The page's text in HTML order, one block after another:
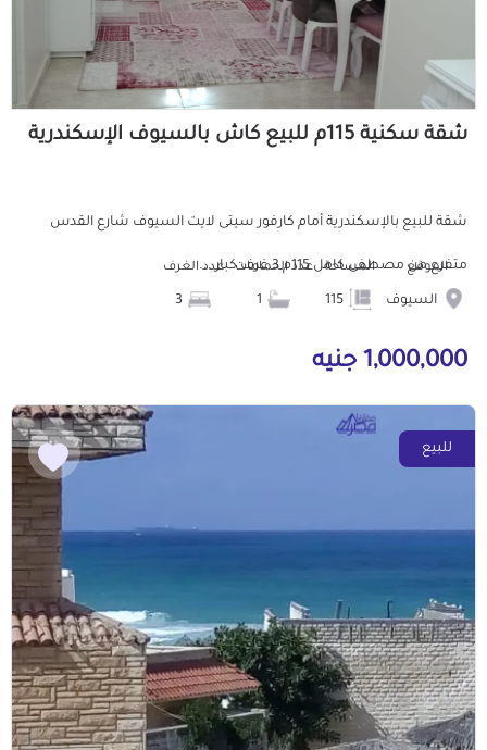
شقة سكنية 115م للبيع كاش بالسيوف الإسكندرية
شقة للبيع بالإسكندرية أمام كارفور سيتى لايت السيوف شارع القدس
متفرع من مصطفى كامل 115م 3 غرف كبار ...
الموقع
السيوف
المساحة عدد الحمامات عدد الغرف
1,000,000 جنيه
للبيع